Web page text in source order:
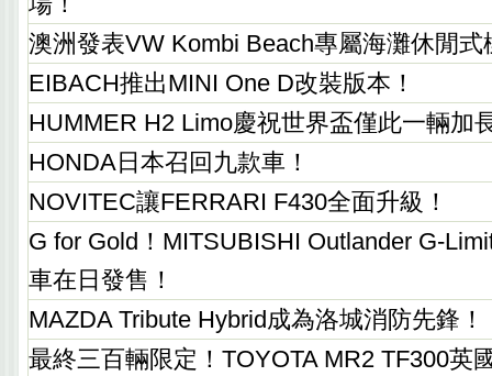
澳洲發表VW Kombi Beach專屬海灘休閒式
EIBACH推出MINI One D改裝版本！
HUMMER H2 Limo慶祝世界盃僅此一輛加
HONDA日本召回九款車！
NOVITEC讓FERRARI F430全面升級！
G for Gold！MITSUBISHI Outlander G-
車在日發售！
MAZDA Tribute Hybrid成為洛城消防先鋒！
最終三百輛限定！TOYOTA MR2 TF300英